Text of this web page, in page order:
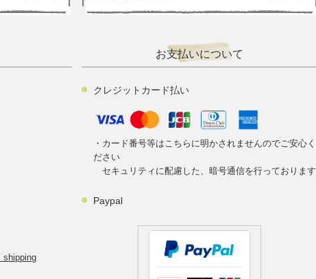
shipping
お支払いについて
クレジットカード払い
・カード番号等はこちらに明かされませんのでご安心く
ださい
セキュリティに配慮した、暗号通信を行っております
Paypal